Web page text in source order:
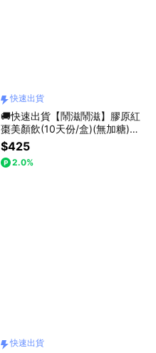
快速出貨
🚚快速出貨【鬧滋鬧滋】膠原紅
棗美顏飲(10天份/盒)(無加糖)＿
養顏美容．維持好氣色＿14 種黃
金配方
$425
2.0%
快速出貨